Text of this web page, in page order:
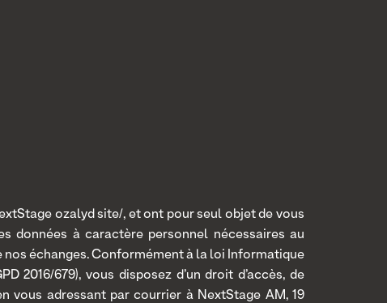
ozalyd site/, et ont pour seul objet de vous
données à caractère personnel nécessaires au
nos échanges. Conformément à la loi Informatique
2016/679), vous disposez d’un droit d’accès, de
vous adressant par courrier à NextStage AM, 19